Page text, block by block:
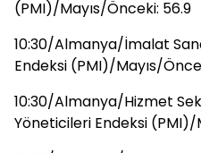
(PMI)/Mayıs/Önceki: 56.9
10:30/Almanya/İmalat
Endeksi (PMI)/Mayıs/
10:30/Almanya/Hizmet
Yöneticileri Endeksi (PMI)/